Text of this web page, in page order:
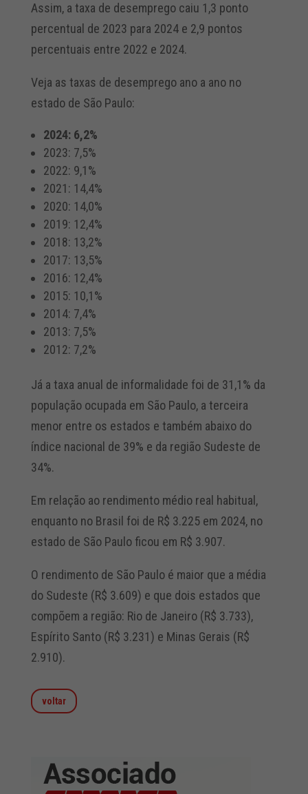
Assim, a taxa de desemprego caiu 1,3 ponto
percentual de 2023 para 2024 e 2,9 pontos
percentuais entre 2022 e 2024.
Veja as taxas de desemprego ano a ano no
estado de São Paulo:
2024: 6,2%
2023: 7,5%
2022: 9,1%
2021: 14,4%
2020: 14,0%
2019: 12,4%
2018: 13,2%
2017: 13,5%
2016: 12,4%
2015: 10,1%
2014: 7,4%
2013: 7,5%
2012: 7,2%
Já a taxa anual de informalidade foi de 31,1% da
população ocupada em São Paulo, a terceira
menor entre os estados e também abaixo do
índice nacional de 39% e da região Sudeste de
34%.
Em relação ao rendimento médio real habitual,
enquanto no Brasil foi de R$ 3.225 em 2024, no
estado de São Paulo ficou em R$ 3.907.
O rendimento de São Paulo é maior que a média
do Sudeste (R$ 3.609) e que dois estados que
compõem a região: Rio de Janeiro (R$ 3.733),
Espírito Santo (R$ 3.231) e Minas Gerais (R$
2.910).
voltar